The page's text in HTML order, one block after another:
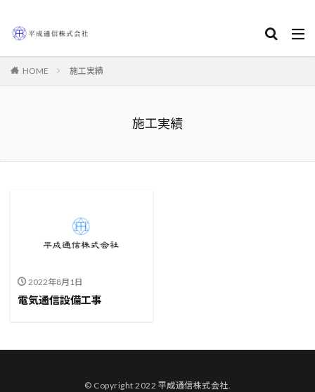
HOME 施工実績
施工実績
2022年8月1日
電気通信設備工事
© Copyright 2022 平成通信株式会社.